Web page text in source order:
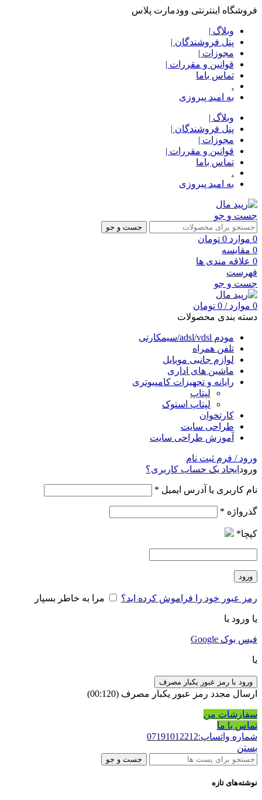
فروشگاه اینترنتی وودمارت پلاس
وبلاگ |
پنل فروشندگان |
مجوزات |
قوانین و مقررات |
تماس باما
.
به امید پیروزی
وبلاگ |
پنل فروشندگان |
مجوزات |
قوانین و مقررات |
تماس باما
.
به امید پیروزی
جست و جو
جست و جو
0 موارد 0 تومان
0 مقایسه
0 علاقه مندی ها
فهرست
جست و جو
0 موارد /
0 تومان
دسته بندی محصولات
مودم adsl/vdsl/سیمکارتی
تلفن همراه
لوازم جانبی موبایل
ماشین های اداری
رایانه و تجهیزات کامپیوتری
لپتاپ
لپتاپ استوک
کارتخوان
طراحی سایت
آموزش طراحی سایت
ورود / فرم ثبت نام
ورود ایجاد یک حساب کاربری؟
نام کاربری یا آدرس ایمیل *
گذرواژه *
کپچا*
ورود
رمز عبور خود را فراموش کرده اید؟ مرا به خاطر بسپار
یا ورود با
فیس بوک Google
یا
ورود با رمز عبور یکبار مصرف
ارسال مجدد رمز عبور یکبار مصرف (00:
120
)
سفارشات من
تماس با ما
شماره واتساپ:07191012212
بستن
جست و جو
نوشته‌های تازه